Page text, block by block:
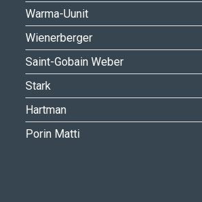
Warma-Uunit
Wienerberger
Saint-Gobain Weber
Stark
Hartman
Porin Matti